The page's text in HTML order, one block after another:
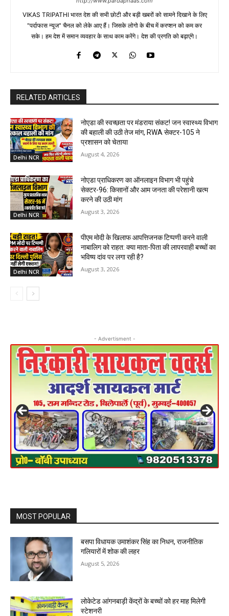
VIKAS TRIPATHI भारत देश की सभी छोटी और बड़ी खबरों को सामने दिखाने के लिए
"पर्दाफास न्यूज" चैनल को लेके आए हैं। जिसके लोगो के बीच में करप्शन को कम कर
सके। हम देश में समान व्यवहार के साथ काम करेंगे। देश की प्रगति को बढ़ाएंगे।
RELATED ARTICLES
Delhi NCR
नोएडा की स्वच्छता पर मंडराया संकट! जन स्वास्थ्य विभाग
की बहाली की उठी तेज मांग, RWA सेक्टर-105 ने
प्रशासन को चेताया
August 4, 2026
Delhi NCR
नोएडा प्राधिकरण का ऑनलाइन विभाग भी पहुंचे
सेक्टर-96: किसानों और आम जनता की परेशानी खत्म
करने की उठी मांग
August 3, 2026
Delhi NCR
पीएम मोदी के खिलाफ आपत्तिजनक टिप्पणी करने वाली
नाबालिग को राहत: क्या माता-पिता की लापरवाही बच्चों का
भविष्य दांव पर लगा रही है?
August 3, 2026
- Advertisment -
MOST POPULAR
बसपा विधायक उमाशंकर सिंह का निधन, राजनीतिक
गलियारों में शोक की लहर
August 5, 2026
लोकेटेड आंगनबाड़ी केंद्रों के बच्चों को हर माह मिलेगी
स्टेशनरी